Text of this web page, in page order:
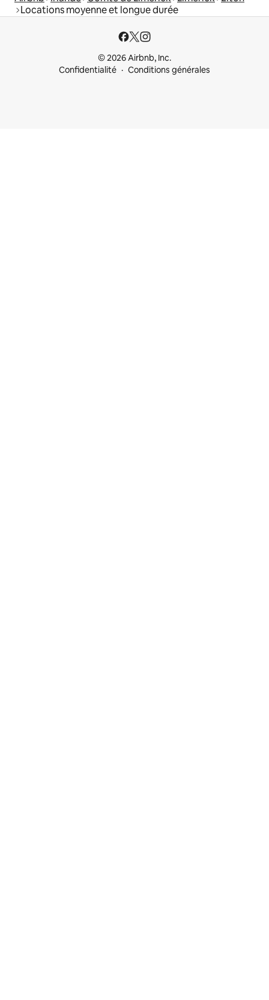
Locations moyenne et longue durée
© 2026 Airbnb, Inc.
Confidentialité
Conditions générales